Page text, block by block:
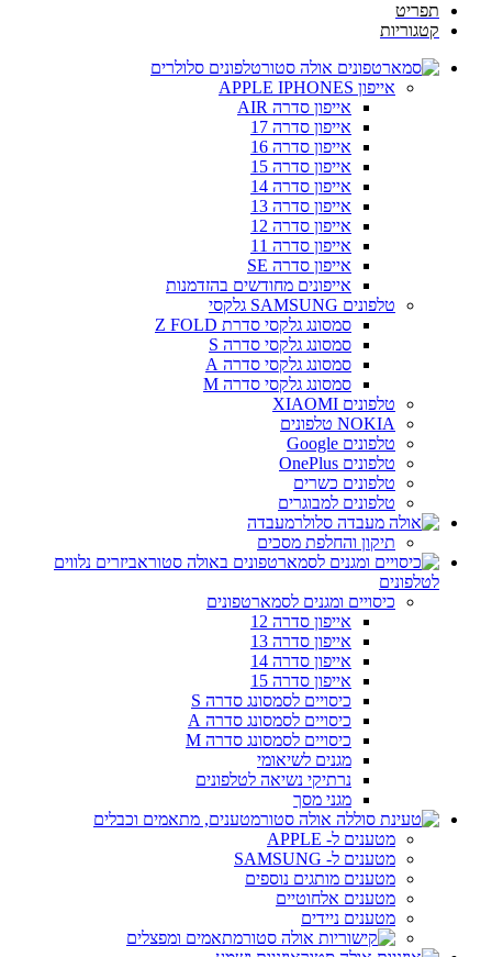
תפריט
קטגוריות
טלפונים סלולרים
אייפון APPLE IPHONES
אייפון סדרה AIR
אייפון סדרה 17
אייפון סדרה 16
אייפון סדרה 15
אייפון סדרה 14
אייפון סדרה 13
אייפון סדרה 12
אייפון סדרה 11
אייפון סדרה SE
אייפונים מחודשים בהזדמנות
טלפונים SAMSUNG גלקסי
סמסונג גלקסי סדרת Z FOLD
סמסונג גלקסי סדרה S
סמסונג גלקסי סדרה A
סמסונג גלקסי סדרה M
טלפונים XIAOMI
NOKIA טלפונים
טלפונים Google
טלפונים OnePlus
טלפונים כשרים
טלפונים למבוגרים
מעבדה
תיקון והחלפת מסכים
אביזרים נלווים
לטלפונים
כיסויים ומגנים לסמארטפונים
אייפון סדרה 12
אייפון סדרה 13
אייפון סדרה 14
אייפון סדרה 15
כיסויים לסמסונג סדרה S
כיסויים לסמסונג סדרה A
כיסויים לסמסונג סדרה M
מגנים לשיאומי
נרתיקי נשיאה לטלפונים
מגני מסך
מטענים, מתאמים וכבלים
מטענים ל- APPLE
מטענים ל- SAMSUNG
מטענים מותגים נוספים
מטענים אלחוטיים
מטענים ניידים
מתאמים ומפצלים